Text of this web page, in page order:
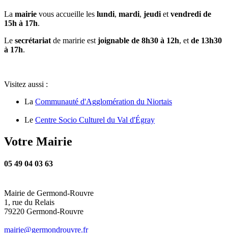
La mairie vous accueille les lundi, mardi, jeudi et vendredi de
15h à 17h.
Le secrétariat de maririe est joignable de 8h30 à 12h, et de 13h30
à 17h.
Visitez aussi :
La Communauté d'Agglomération du Niortais
Le Centre Socio Culturel du Val d'Égray
Votre Mairie
05 49 04 03 63
Mairie de Germond-Rouvre
1, rue du Relais
79220 Germond-Rouvre
mairie@germondrouvre.fr